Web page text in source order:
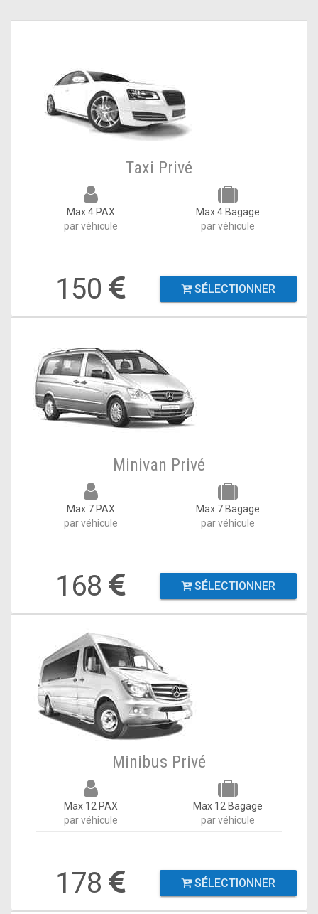
Taxi Privé
Max 4 PAX
par véhicule
Max 4 Bagage
par véhicule
150 SÉLECTIONNER
Minivan Privé
Max 7 PAX
par véhicule
Max 7 Bagage
par véhicule
168 SÉLECTIONNER
Minibus Privé
Max 12 PAX
par véhicule
Max 12 Bagage
par véhicule
178 SÉLECTIONNER